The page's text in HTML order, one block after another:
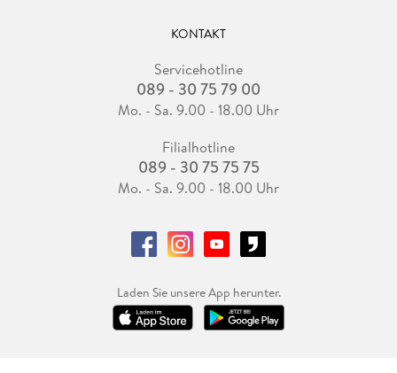
KONTAKT
Servicehotline
089 - 30 75 79 00
Mo. - Sa. 9.00 - 18.00 Uhr
Filialhotline
089 - 30 75 75 75
Mo. - Sa. 9.00 - 18.00 Uhr
Laden Sie unsere App herunter.